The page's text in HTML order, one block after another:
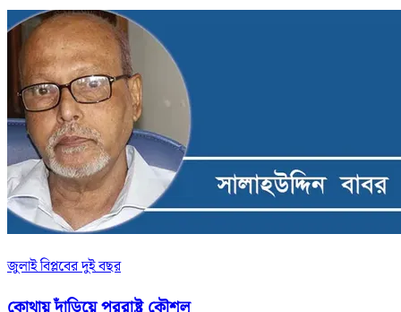
জুলাই বিপ্লবের দুই বছর